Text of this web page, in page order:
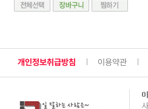
개인정보취급방침 이용약관